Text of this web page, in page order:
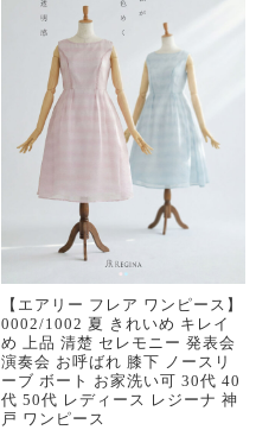
【エアリー フレア ワンピース】
0002/1002 夏 きれいめ キレイ
め 上品 清楚 セレモニー 発表会
演奏会 お呼ばれ 膝下 ノースリ
ーブ ボート お家洗い可 30代 40
代 50代 レディース レジーナ 神
戸 ワンピース